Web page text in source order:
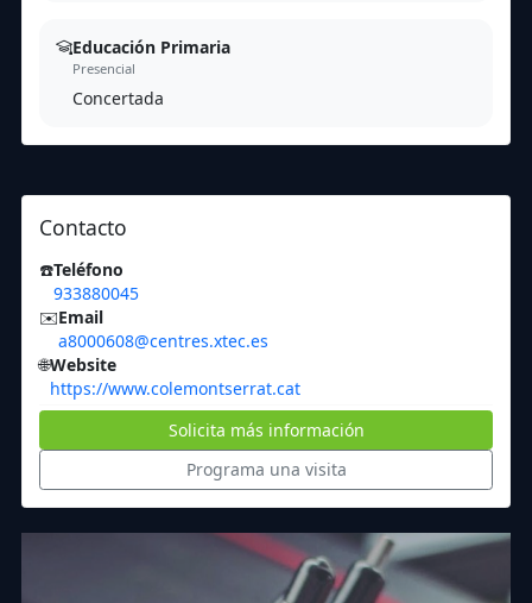
Educación Primaria
Presencial
Concertada
Contacto
☎️Teléfono
933880045
✉️Email
a8000608@centres.xtec.es
🌐Website
https://www.colemontserrat.cat
Solicita más información
Programa una visita